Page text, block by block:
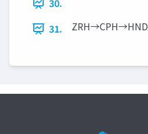
30.
31.
ZRH→CPH→HND